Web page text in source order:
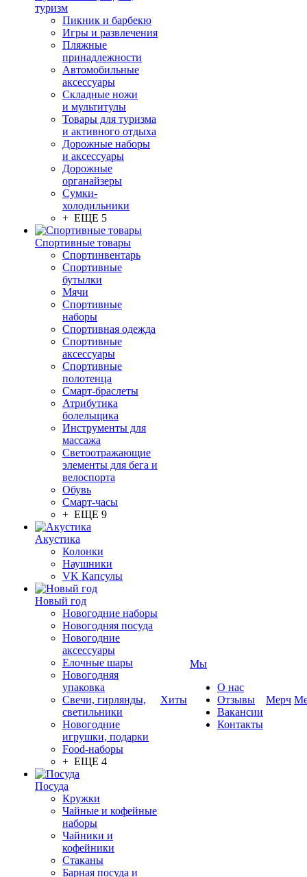
туризм
Пикник и барбекю
Игры и развлечения
Пляжные
принадлежности
Автомобильные
аксессуары
Складные ножи
и мультитулы
Товары для туризма
и активного отдыха
Дорожные наборы
и аксессуары
Дорожные
органайзеры
Сумки-
холодильники
+ ЕЩЕ 5
Спортивные товары
Спортинвентарь
Спортивные
бутылки
Мячи
Спортивные
наборы
Спортивная одежда
Спортивные
аксессуары
Спортивные
полотенца
Смарт-браслеты
Атрибутика
болельщика
Инструменты для
массажа
Светоотражающие
элементы для бега и
велоспорта
Обувь
Смарт-часы
+ ЕЩЕ 9
Акустика
Колонки
Наушники
VK Капсулы
Новый год
Новогодние наборы
Новогодняя посуда
Новогодние
аксессуары
Елочные шары
Новогодняя
упаковка
Свечи, гирлянды,
светильники
Новогодние
игрушки, подарки
Food-наборы
+ ЕЩЕ 4
Посуда
Кружки
Чайные и кофейные
наборы
Чайники и
кофейники
Стаканы
Барная посуда и
Хиты
Мы
О нас
Отзывы
Вакансии
Контакты
Мерч